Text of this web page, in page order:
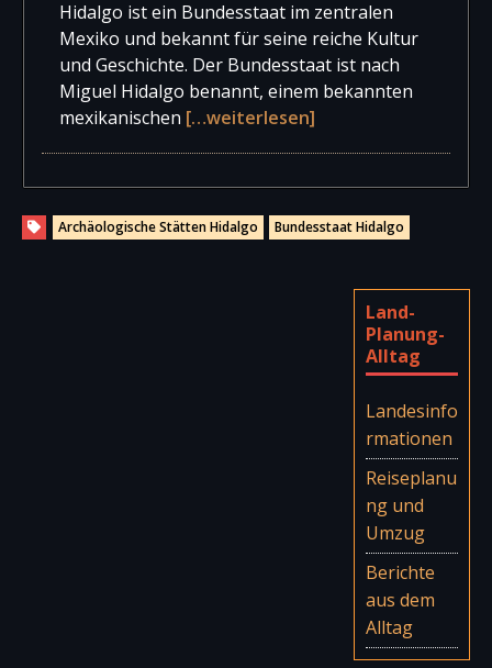
Hidalgo ist ein Bundesstaat im zentralen
Mexiko und bekannt für seine reiche Kultur
und Geschichte. Der Bundesstaat ist nach
Miguel Hidalgo benannt, einem bekannten
mexikanischen […weiterlesen]
Archäologische Stätten Hidalgo Bundesstaat Hidalgo
Land-
Planung-
Alltag
Landesinfo
rmationen
Reiseplanu
ng und
Umzug
Berichte
aus dem
Alltag